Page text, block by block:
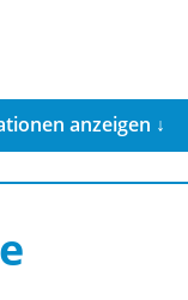
anzeigen ↓